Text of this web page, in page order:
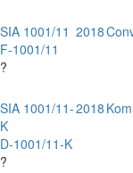
SIA 1001/11
F-1001/11
?
2018
SIA 1001/11-
K
D-1001/11-K
?
2018